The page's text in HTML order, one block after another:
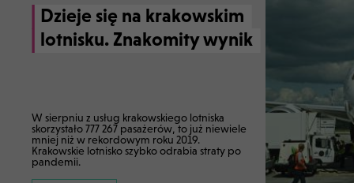
Dzieje się na krakowskim
lotnisku. Znakomity wynik
W sierpniu z usług krakowskiego lotniska
skorzystało 777 267 pasażerów, to już niewiele
mniej niż w rekordowym roku 2019.
Krakowskie lotnisko szybko odrabia straty po
pandemii.